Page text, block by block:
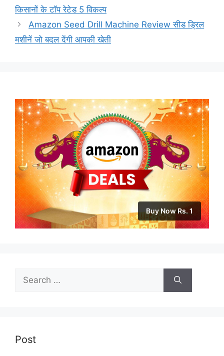
किसानों के टॉप रेटेड 5 विकल्प
Amazon Seed Drill Machine Review सीड ड्रिल
मशीनें जो बदल देंगी आपकी खेती
Buy Now Rs. 1
for:
Post